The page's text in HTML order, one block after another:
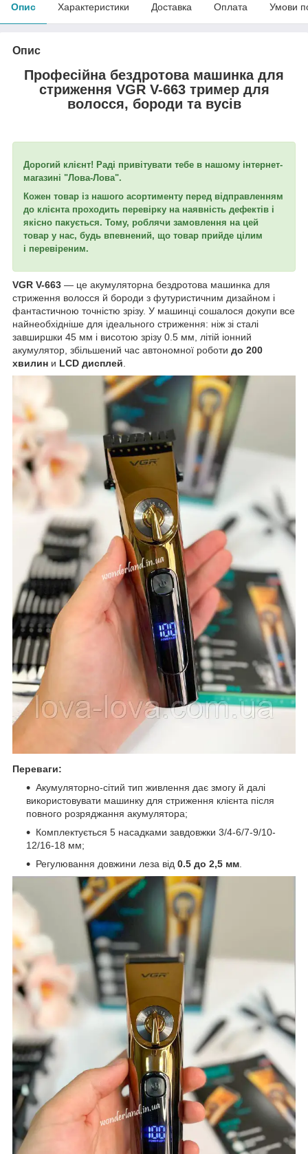
Опис Характеристики Доставка Оплата Умови
Опис
Професійна бездротова машинка для
стриження VGR V-663 тример для
волосся, бороди та вусів
Дорогий клієнт! Раді привітувати тебе в нашому інтернет-
магазині "Лова-Лова".
Кожен товар із нашого асортименту перед відправленням
до клієнта проходить перевірку на наявність дефектів і
якісно пакується. Тому, роблячи замовлення на цей
товар у нас, будь впевнений, що товар прийде цілим
і перевіреним.
VGR V-663 — це акумуляторна бездротова машинка для
стриження волосся й бороди з футуристичним дизайном і
фантастичною точністю зрізу. У машинці сошалося докупи все
найнеобхідніше для ідеального стриження: ніж зі сталі
завширшки 45 мм і висотою зрізу 0.5 мм, літій іонний
акумулятор, збільшений час автономної роботи до 200
хвилин и LCD дисплей.
Переваги:
Акумуляторно-сітий тип живлення дає змогу й далі
використовувати машинку для стриження клієнта після
повного розряджання акумулятора;
Комплектується 5 насадками завдовжки 3/4-6/7-9/10-
12/16-18 мм;
Регулювання довжини леза від 0.5 до 2,5 мм.